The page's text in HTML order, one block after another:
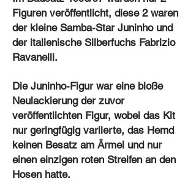
Figuren veröffentlicht, diese 2 waren
der kleine Samba-Star Juninho und
der italienische Silberfuchs Fabrizio
Ravanelli.
Die Juninho-Figur war eine bloße
Neulackierung der zuvor
veröffentlichten Figur, wobei das Kit
nur geringfügig variierte, das Hemd
keinen Besatz am Ärmel und nur
einen einzigen roten Streifen an den
Hosen hatte.